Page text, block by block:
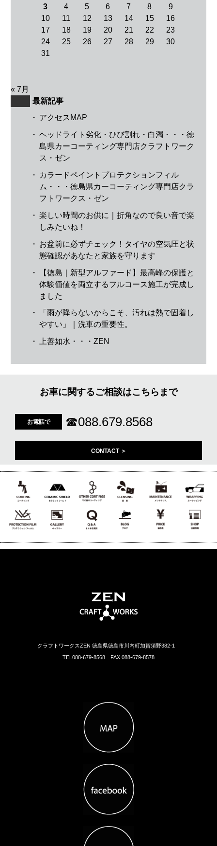
3
4 5 6 7 8
9
10
11 12 13 14 15
16
17
18 19 20 21 22
23
24
25 26 27 28 29
30
31
« 7月
最新記事
・ アクセスMAP
・ ヘッドライト劣化・ひび割れ・白濁・・・徳
島県カーコーティング専門店クラフトワーク
ス・ゼン
・
カラードペイントプロテクションフィル
ム・・・徳島県カーコーティング専門店クラ
フトワークス・ゼン
・ 楽しい時間のお供に｜折角なので良い音で楽
しみたいね！
・ お盆前に必ずチェック！タイヤの空気圧と状
態確認があなたと家族を守ります
・
【徳島｜新型アルファード】最高峰の保護と
体験価値を両立するフルコース施工が完成し
ました
・
「雨が降らないからこそ、汚れは熱で固着し
やすい」｜洗車の重要性。
・ 上善如水・・・ZEN
お車に関するご相談はこちらまで
お電話で ☎088.679.8568
CONTACT ＞
クラフトワークスZEN 徳島県徳島市川内町加賀須野382-1
TEL088-679-8568 FAX 088-679-8578